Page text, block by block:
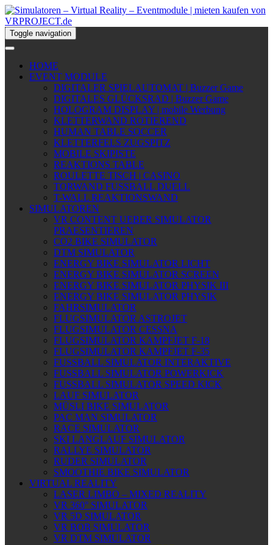
Toggle navigation
HOME
EVENT MODULE
DIGITALER SPIELAUTOMAT | Buzzer Game
DIGITALES GLÜCKSRAD | Buzzer Game
HOLOGRAM DISPLAY | mobile Werbung
KLETTERWAND ROTIEREND
HUMAN TABLE SOCCER
KLETTERFELS ZUGSPITZ
MOBILE SKIPISTE
REAKTIONS TABLE
ROULETTE TISCH | CASINO
TORWAND FUSSBALL DUELL
T-WALL REAKTIONSWAND
SIMULATOREN
VR CONTENT UEBER SIMULATOR
PRAESENTIEREN
CO2 BIKE SIMULATOR
DTM SIMULATOR
ENERGY BIKE SIMULATOR LICHT
ENERGY BIKE SIMULATOR SCREEN
ENERGY BIKE SIMULATOR PHYSIK III
ENERGY BIKE SIMULATOR PHYSIK
FAHRSIMULATOR
FLUGSIMULATOR ASTROJET
FLUGSIMULATOR CESSNA
FLUGSIMULATOR KAMPFJET F-18
FLUGSIMULATOR KAMPFJET F-35
FUSSBALL SIMULATOR INTERAKTIVE
FUSSBALL SIMULATOR POWERKICK
FUSSBALL SIMULATOR SPEED KICK
LAUF SIMULATOR
MÜSLI BIKE SIMULATOR
PAC MAN SIMULATOR
RACE SIMULATOR
SKI LANGLAUF SIMULATOR
RALLYE SIMULATOR
RUDER SIMULATOR
SMOOTHIE BIKE SIMULATOR
VIRTUAL REALITY
LASER LIMBO – MIXED REALITY
VR 360° SIMULATOR
VR 5D SIMULATOR
VR BOB SIMULATOR
VR DTM SIMULATOR